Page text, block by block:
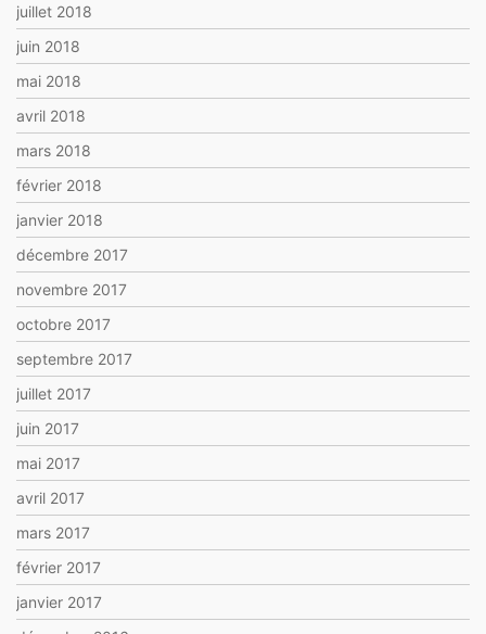
juillet 2018
juin 2018
mai 2018
avril 2018
mars 2018
février 2018
janvier 2018
décembre 2017
novembre 2017
octobre 2017
septembre 2017
juillet 2017
juin 2017
mai 2017
avril 2017
mars 2017
février 2017
janvier 2017